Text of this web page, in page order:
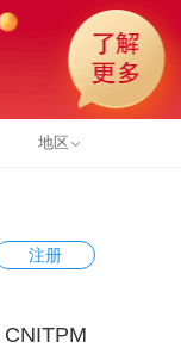
地区
注册
CNITPM